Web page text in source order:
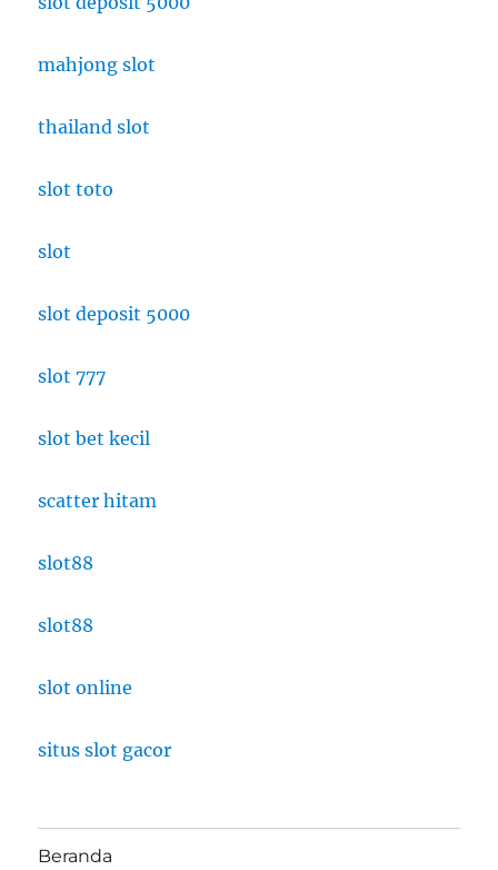
mahjong slot
thailand slot
slot toto
slot
slot deposit 5000
slot 777
slot bet kecil
scatter hitam
slot88
slot88
slot online
situs slot gacor
Beranda